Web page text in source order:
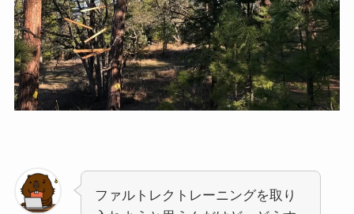
ファルトレクトレーニングを取り